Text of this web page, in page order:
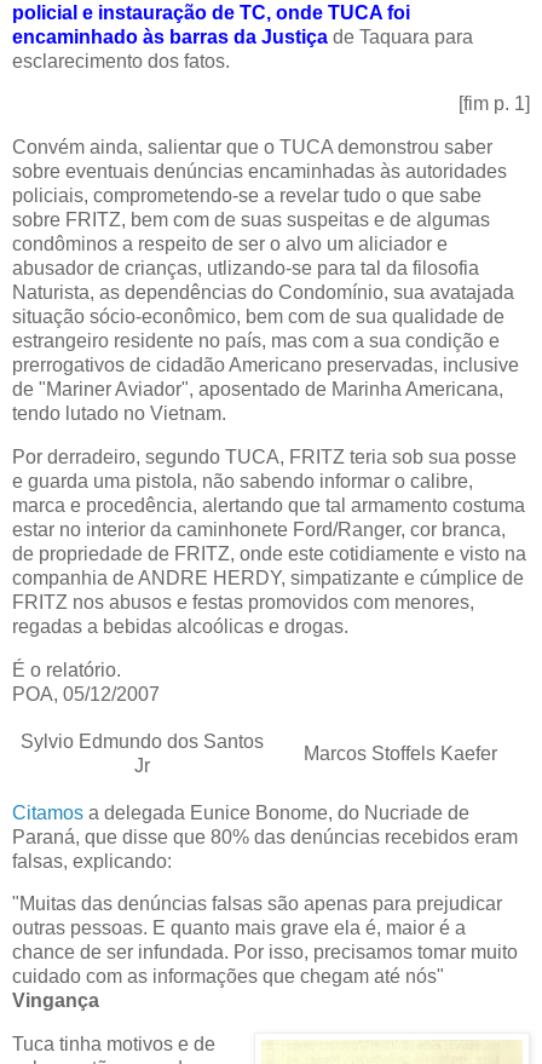
policial e instauração de TC, onde TUCA foi
encaminhado às barras da Justiça de Taquara para
esclarecimento dos fatos.
[fim p. 1]
Convém ainda, salientar que o TUCA demonstrou saber
sobre eventuais denúncias encaminhadas às autoridades
policiais, comprometendo-se a revelar tudo o que sabe
sobre FRITZ, bem com de suas suspeitas e de algumas
condôminos a respeito de ser o alvo um aliciador e
abusador de crianças, utlizando-se para tal da filosofia
Naturista, as dependências do Condomínio, sua avatajada
situação sócio-econômico, bem com de sua qualidade de
estrangeiro residente no país, mas com a sua condição e
prerrogativos de cidadão Americano preservadas, inclusive
de "Mariner Aviador", aposentado de Marinha Americana,
tendo lutado no Vietnam.
Por derradeiro, segundo TUCA, FRITZ teria sob sua posse
e guarda uma pistola, não sabendo informar o calibre,
marca e procedência, alertando que tal armamento costuma
estar no interior da caminhonete Ford/Ranger, cor branca,
de propriedade de FRITZ, onde este cotidiamente e visto na
companhia de ANDRE HERDY, simpatizante e cúmplice de
FRITZ nos abusos e festas promovidos com menores,
regadas a bebidas alcoólicas e drogas.
É o relatório.
POA, 05/12/2007
Sylvio Edmundo dos Santos
Jr
Marcos Stoffels Kaefer
Citamos a delegada Eunice Bonome, do Nucriade de
Paraná, que disse que 80% das denúncias recebidos eram
falsas, explicando:
"Muitas das denúncias falsas são apenas para prejudicar
outras pessoas. E quanto mais grave ela é, maior é a
chance de ser infundada. Por isso, precisamos tomar muito
cuidado com as informações que chegam até nós"
Vingança
Tuca tinha motivos e de